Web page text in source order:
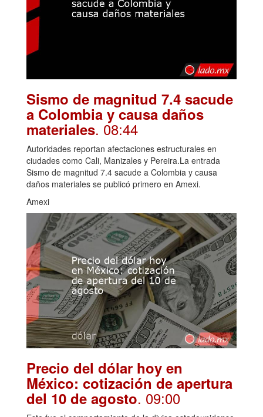
Sismo de magnitud 7.4 sacude
a Colombia y causa daños
materiales. 08:44
Autoridades reportan afectaciones estructurales en
ciudades como Cali, Manizales y Pereira.La entrada
Sismo de magnitud 7.4 sacude a Colombia y causa
daños materiales se publicó primero en Amexi.
Amexi
Precio del dólar hoy en
México: cotización de apertura
del 10 de agosto. 09:00